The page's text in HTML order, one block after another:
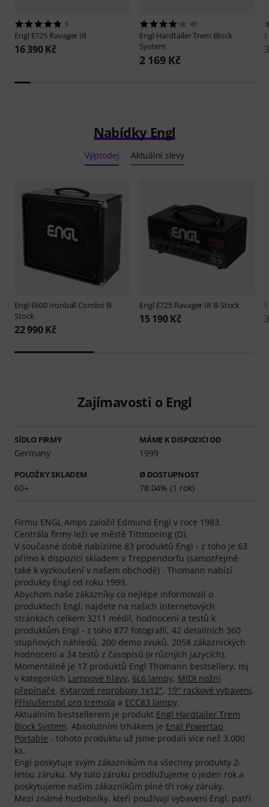
5
Engl E725 Ravager IR
16 390 Kč
40
Engl Hardtailer Trem Block
System
2 169 Kč
Nabídky Engl
Výprodej Aktuální slevy
Engl E600 Ironball Combo B-
Stock
22 990 Kč
Engl E725 Ravager IR B-Stock
15 190 Kč
Zajímavosti o Engl
SÍDLO FIRMY
Germany
MÁME K DISPOZICI OD
1999
POLOŽKY SKLADEM
60+
Ø DOSTUPNOST
78.04% (1 rok)
Firmu ENGL Amps založil Edmund Engl v roce 1983.
Centrála firmy leží ve městě Tittmoning (D).
V současné době nabízíme 83 produktů Engl - z toho je 63
přímo k dispozici skladem v Treppendorfu (samozřejmě
také k vyzkoušení v našem obchodě) . Thomann nabízí
produkty Engl od roku 1999.
Abychom naše zákazníky co nejlépe informovali o
produktech Engl, najdete na našich internetových
stránkách celkem 3211 médií, hodnocení a testů k
produktům Engl - z toho 877 fotografií, 42 detailních 360
stupňových náhledů, 200 demo zvuků, 2058 zákaznických
hodnocení a 34 testů z časopisů (v různých jazycích).
Momentálně je 17 produktů Engl Thomann bestsellery, mj.
v kategoriích Lampové hlavy, 6L6 lampy, MIDI nožní
přepínače, Kytarové reproboxy 1x12", 19" rackové vybavení,
Příslušenství pro tremola a ECC83 lampy.
Aktuálním bestsellerem je produkt Engl Hardtailer Trem
Block System. Absolutním trhákem je Engl Powertap
Portable - tohoto produktu už jsme prodali více než 3.000
ks.
Engl poskytuje svým zákazníkům na všechny produkty 2-
letou záruku. My tuto záruku prodlužujeme o jeden rok a
poskytujeme našim zákazníkům plné tři roky záruky.
Mezi známé hudebníky, kteří používají vybavení Engl, patří